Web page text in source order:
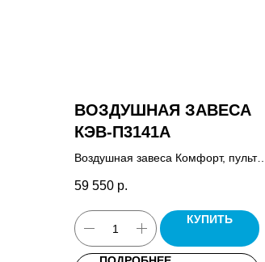
ВОЗДУШНАЯ ЗАВЕСА
КЭВ-П3141A
Воздушная завеса Комфорт, пульт
крепежных кронштейнов, паспорт.
59 550 р.
КУПИТЬ